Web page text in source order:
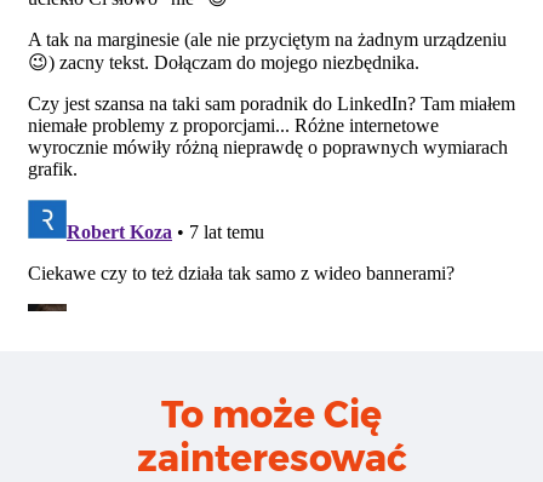
To może Cię
zainteresować